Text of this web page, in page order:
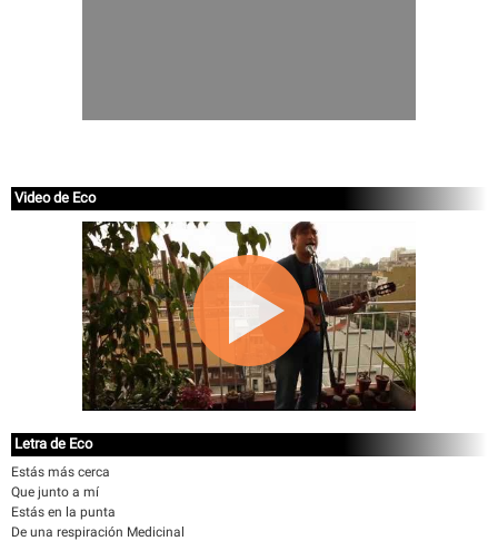
Video de Eco
Letra de Eco
Estás más cerca
Que junto a mí
Estás en la punta
De una respiración Medicinal